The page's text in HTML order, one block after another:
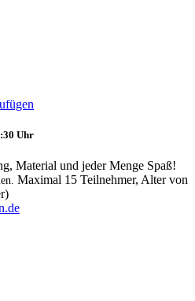
Uhr
Material und jeder Menge Spaß!
Maximal 15 Teilnehmer, Alter von